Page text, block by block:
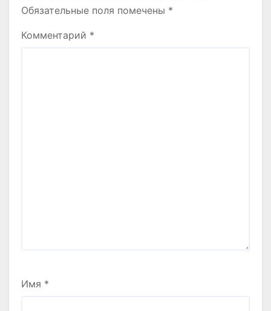
Обязательные поля помечены *
Комментарий *
Имя *